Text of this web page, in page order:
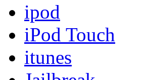
ipod
iPod Touch
itunes